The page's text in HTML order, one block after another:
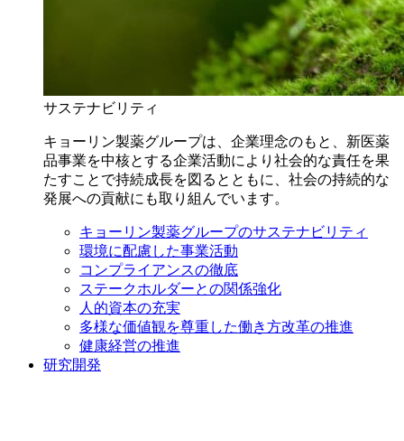
サステナビリティ
キョーリン製薬グループは、企業理念のもと、新医薬
品事業を中核とする企業活動により社会的な責任を果
たすことで持続成長を図るとともに、社会の持続的な
発展への貢献にも取り組んでいます。
キョーリン製薬グループのサステナビリティ
環境に配慮した事業活動
コンプライアンスの徹底
ステークホルダーとの関係強化
人的資本の充実
多様な価値観を尊重した働き方改革の推進
健康経営の推進
研究開発